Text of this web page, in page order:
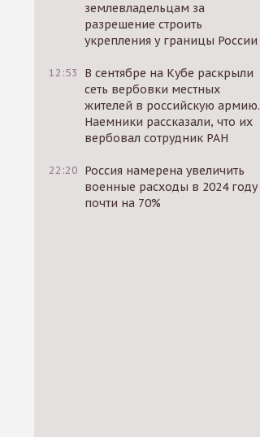
землевладельцам за
разрешение строить
укрепления у границы России
12:53
В сентябре на Кубе раскрыли
сеть вербовки местных
жителей в российскую армию.
Наемники рассказали, что их
вербовал сотрудник РАН
22:20 Россия намерена увеличить
военные расходы в 2024 году
почти на 70%